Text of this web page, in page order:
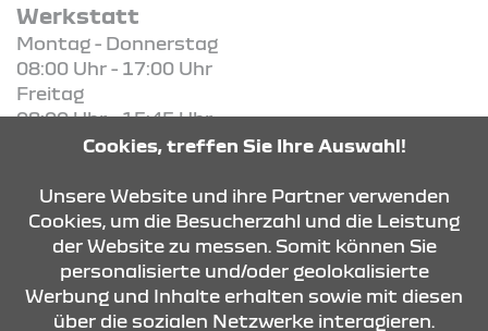
Werkstatt
Montag - Donnerstag
08:00 Uhr - 17:00 Uhr
Freitag
08:00 Uhr - 15:45 Uhr
KONTAKT & ANFAHRT
ÖFFNUNGSZEITEN
Cookies, treffen Sie Ihre Auswahl!
Unsere Website und ihre Partner verwenden
Cookies, um die Besucherzahl und die Leistung
der Website zu messen. Somit können Sie
personalisierte und/oder geolokalisierte
Werbung und Inhalte erhalten sowie mit diesen
über die sozialen Netzwerke interagieren.